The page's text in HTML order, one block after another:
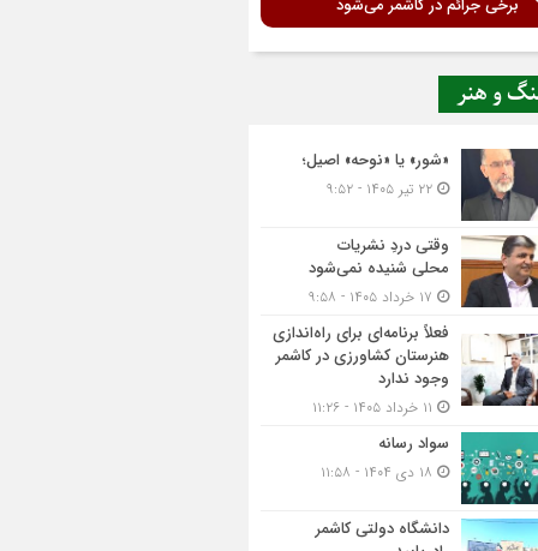
و هنر
«شور» یا «نوحه» اصیل؛
وقتی دردِ نشریات
محلی شنیده نمی‌شود
فعلاً برنامه‌ای برای راه‌اندازی
هنرستان کشاورزی در کاشمر
وجود ندارد
سواد رسانه
دانشگاه دولتی کاشمر‌